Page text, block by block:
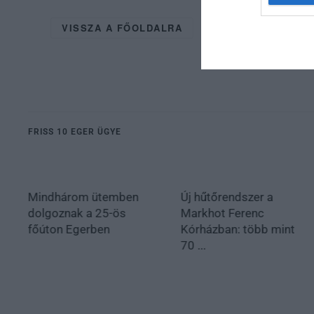
VISSZA A FŐOLDALRA
FRISS 10 EGER ÜGYE
Mindhárom ütemben
dolgoznak a 25-ös
főúton Egerben
Új hűtőrendszer a
Markhot Ferenc
Kórházban: több mint
70 ...